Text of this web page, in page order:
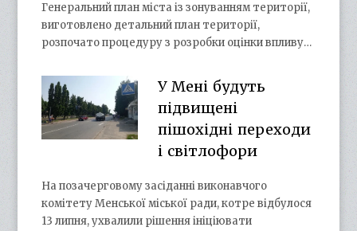
Генеральний план міста із зонуванням території,
виготовлено детальний план території,
розпочато процедуру з розробки оцінки впливу…
У Мені будуть
підвищені
пішохідні переходи
і світлофори
На позачерговому засіданні виконавчого
комітету Менської міської ради, котре відбулося
13 липня, ухвалили рішення ініціювати